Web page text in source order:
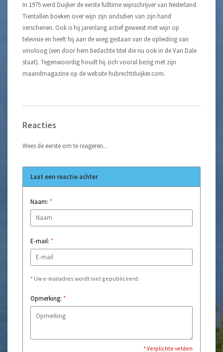
In 1975 werd Duijker de eerste fulltime wijnschrijver van Nederland.
Tientallen boeken over wijn zijn sindsdien van zijn hand
verschenen. Ook is hij jarenlang actief geweest met wijn op
televisie en heeft hij aan de wieg gestaan van de opleiding van
vinoloog (een door hem bedachte titel die nu ook in de Van Dale
staat). Tegenwoordig houdt hij zich vooral bezig met zijn
maandmagazine op de website hubrechtduijker.com.
Reacties
Wees de eerste om te reageren...
Laat een reactie achter
Naam: *
E-mail: *
* Uw e-mailadres wordt niet gepubliceerd.
Opmerking: *
* Verplichte velden